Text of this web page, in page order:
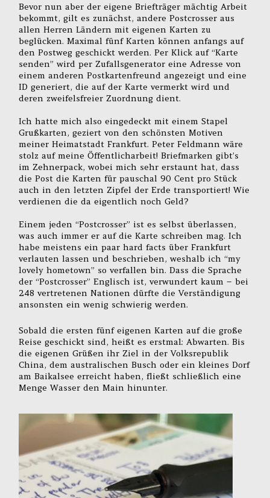
Bevor nun aber der eigene Briefträger mächtig Arbeit
bekommt, gilt es zunächst, andere Postcrosser aus
allen Herren Ländern mit eigenen Karten zu
beglücken. Maximal fünf Karten können anfangs auf
den Postweg geschickt werden. Per Klick auf “Karte
senden” wird per Zufallsgenerator eine Adresse von
einem anderen Postkartenfreund angezeigt und eine
ID generiert, die auf der Karte vermerkt wird und
deren zweifelsfreier Zuordnung dient.
Ich hatte mich also eingedeckt mit einem Stapel
Grußkarten, geziert von den schönsten Motiven
meiner Heimatstadt Frankfurt. Peter Feldmann wäre
stolz auf meine Öffentlicharbeit! Briefmarken gibt’s
im Zehnerpack, wobei mich sehr erstaunt hat, dass
die Post die Karten für pauschal 90 Cent pro Stück
auch in den letzten Zipfel der Erde transportiert! Wie
verdienen die da eigentlich noch Geld?
Einem jeden “Postcrosser” ist es selbst überlassen,
was auch immer er auf die Karte schreiben mag. Ich
habe meistens ein paar hard facts über Frankfurt
verlauten lassen und beschrieben, weshalb ich “my
lovely hometown” so verfallen bin. Dass die Sprache
der “Postcrosser” Englisch ist, verwundert kaum – bei
248 vertretenen Nationen dürfte die Verständigung
ansonsten ein wenig schwierig werden.
Sobald die ersten fünf eigenen Karten auf die große
Reise geschickt sind, heißt es erstmal: Abwarten. Bis
die eigenen Grüßen ihr Ziel in der Volksrepublik
China, dem australischen Busch oder ein kleines Dorf
am Baikalsee erreicht haben, fließt schließlich eine
Menge Wasser den Main hinunter.